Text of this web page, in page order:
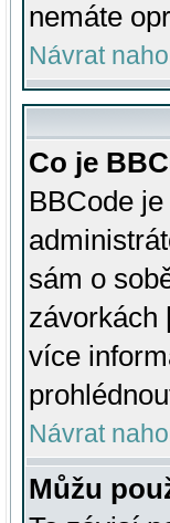
nemáte
Návrat
Co je
BBCode
sám o
závorkách
více
Návrat
Můžu